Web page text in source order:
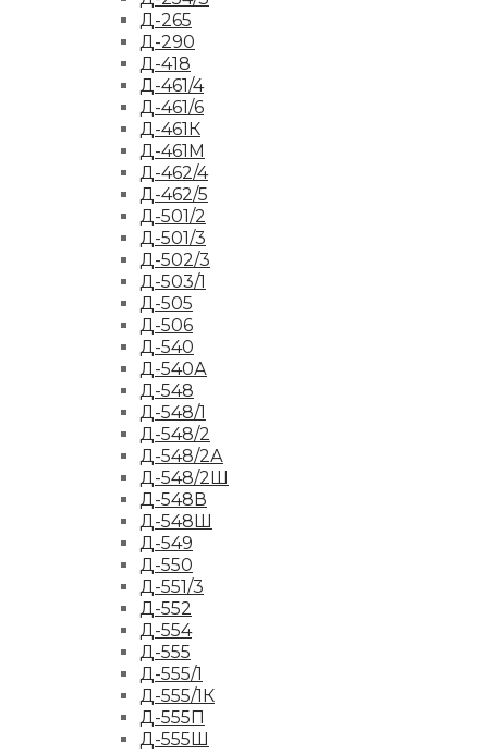
Д-265
Д-290
Д-418
Д-461/4
Д-461/6
Д-461К
Д-461М
Д-462/4
Д-462/5
Д-501/2
Д-501/3
Д-502/3
Д-503/1
Д-505
Д-506
Д-540
Д-540А
Д-548
Д-548/1
Д-548/2
Д-548/2А
Д-548/2Ш
Д-548В
Д-548Ш
Д-549
Д-550
Д-551/3
Д-552
Д-554
Д-555
Д-555/1
Д-555/1К
Д-555П
Д-555Ш